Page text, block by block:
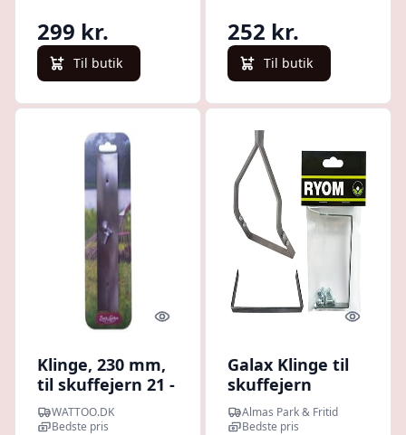
299 kr.
Til butik
252 kr.
Til butik
Quick look
Klinge, 230 mm,
til skuffejern 21 -
Fiskars
WATTOO.DK
Bedste pris
Quick
Galax Klinge til
skuffejern
Almas Park & Fritid
Bedste pris